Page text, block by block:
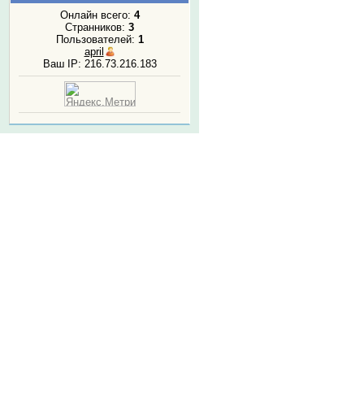
Онлайн всего: 4
Странников: 3
Пользователей: 1
april
Ваш IP: 216.73.216.183